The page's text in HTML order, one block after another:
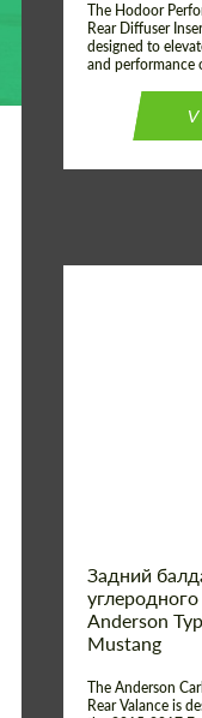
The Hodoor
Rear Diffuser
designed to
and performance
Задний
Anderson
Mustang
The Anderson
Rear Valance is